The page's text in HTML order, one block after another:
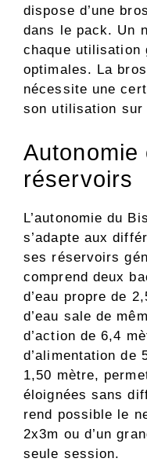
dispose d’une
dans le pack. Un
chaque utilisation
optimales. La
nécessite une
son utilisation
Autonomie
réservoirs
L’autonomie du
s’adapte aux
ses réservoirs
comprend deux
d’eau propre de
d’eau sale de
d’action de 6,4
d’alimentation de
1,50 mètre,
éloignées sans
rend possible le
2x3m ou d’un
seule session.